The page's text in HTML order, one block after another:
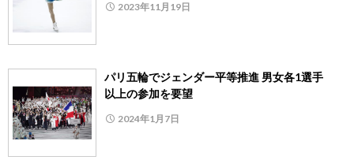
2023年11月19日
パリ五輪でジェンダー平等推進 男女各1選手
以上の参加を要望
2024年1月7日